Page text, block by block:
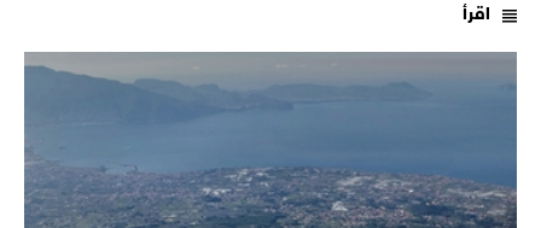
اقرأ